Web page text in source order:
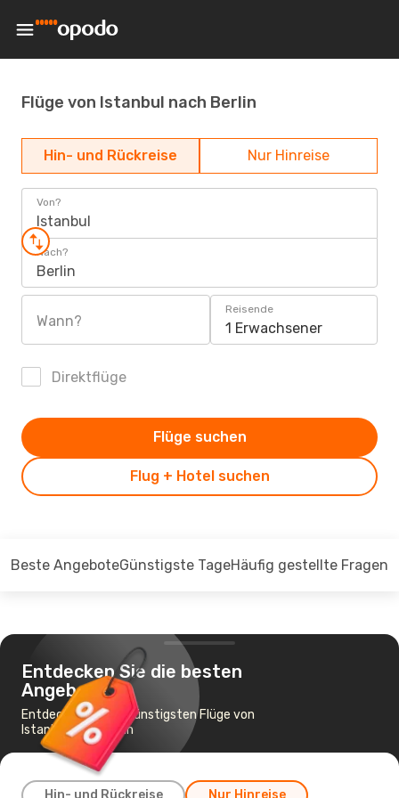
Flüge von Istanbul nach Berlin
Hin- und Rückreise Nur Hinreise
Von?
Istanbul
Nach?
Berlin
Wann?
Reisende
1 Erwachsener
Direktflüge
Flug + Hotel suchen
Flüge suchen
Beste AngeboteGünstigste TageHäufig gestellte Fragen
Entdecken Sie die besten
Angebote
Entdecken Sie die günstigsten Flüge von
Istanbul nach Berlin
Hin- und Rückreise Nur Hinreise